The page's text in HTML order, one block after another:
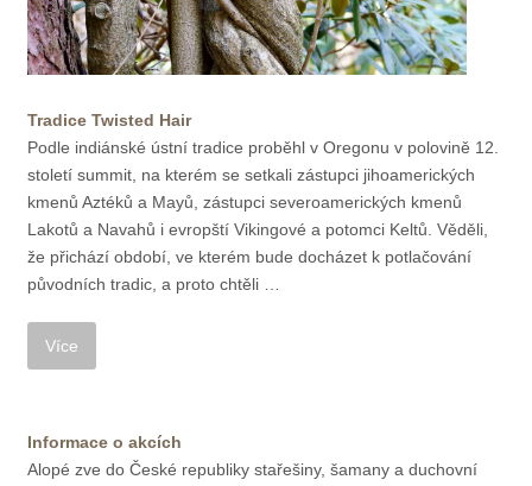
Tradice Twisted Hair
Podle indiánské ústní tradice proběhl v Oregonu v polovině 12.
století summit, na kterém se setkali zástupci jihoamerických
kmenů Aztéků a Mayů, zástupci severoamerických kmenů
Lakotů a Navahů i evropští Vikingové a potomci Keltů. Věděli,
že přichází období, ve kterém bude docházet k potlačování
původních tradic, a proto chtěli …
Informace o akcích
Alopé zve do České republiky stařešiny, šamany a duchovní